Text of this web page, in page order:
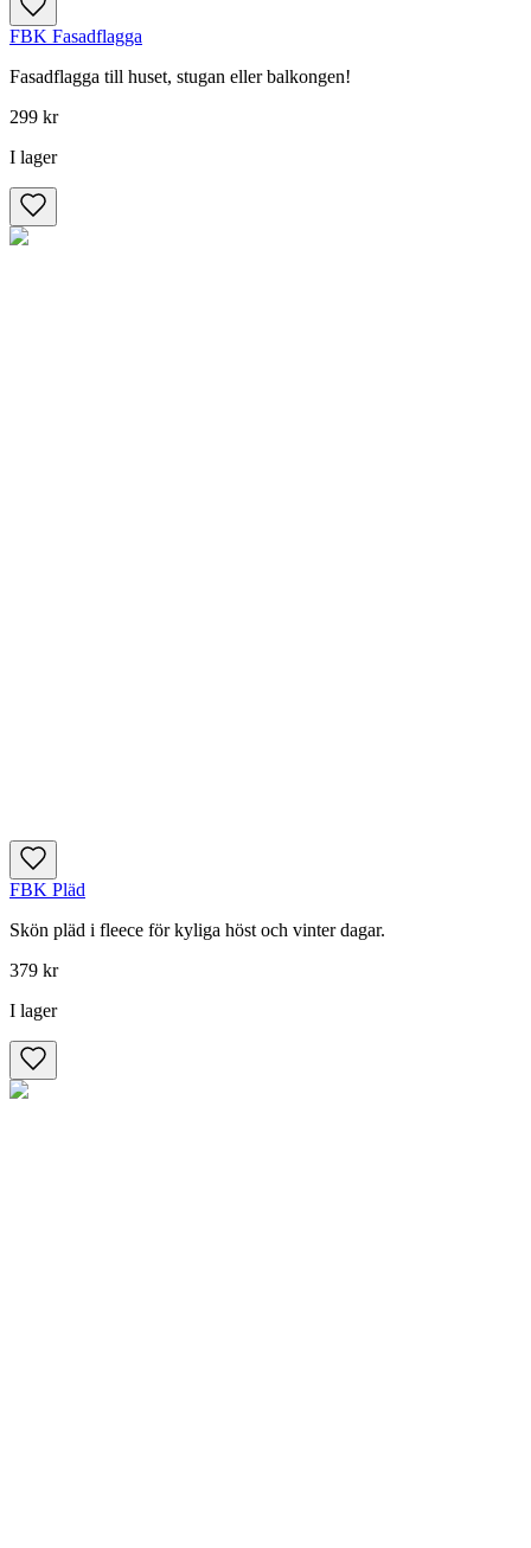
FBK Fasadflagga
Fasadflagga till huset, stugan eller balkongen!
299 kr
I lager
FBK Pläd
Skön pläd i fleece för kyliga höst och vinter dagar.
379 kr
I lager